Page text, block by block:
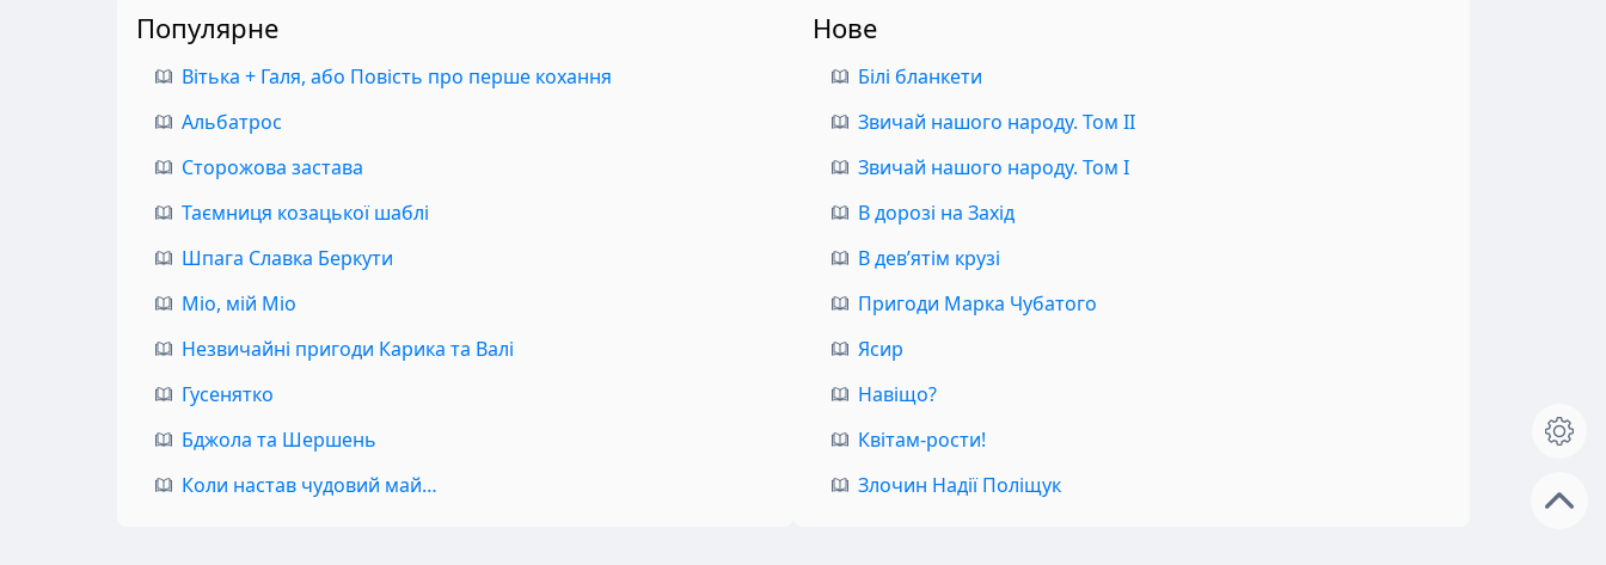
Популярне
Вітька + Галя, або Повість про перше кохання
Альбатрос
Сторожова застава
Таємниця козацької шаблі
Шпага Славка Беркути
Міо, мій Міо
Незвичайні пригоди Карика та Валі
Гусенятко
Бджола та Шершень
Коли настав чудовий май…
Нове
Білі бланкети
Звичай нашого народу. Том II
Звичай нашого народу. Том I
В дорозі на Захід
В дев’ятім крузі
Пригоди Марка Чубатого
Ясир
Навіщо?
Квітам-рости!
Злочин Надії Поліщук